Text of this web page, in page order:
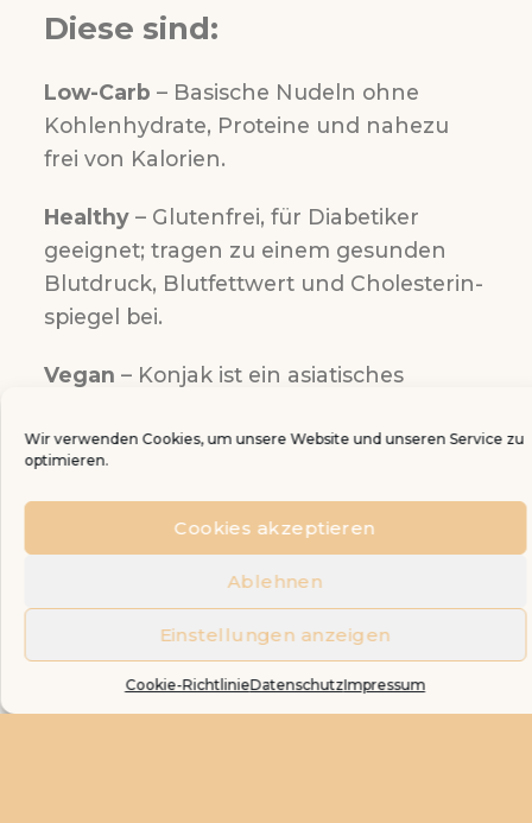
zu optimieren.
Cookies akzeptieren
Einstellungen anzeigen
Cookie-Richtlinie
Diese sind:
Low-Carb – Basische Nudeln ohne
Kohlenhydrate, Proteine und nahezu
frei von Kalorien.
Healthy – Glutenfrei, für Diabetiker
geeignet; tragen zu einem gesunden
Blutdruck, Blutfettwert und Cholesterin-
spiegel bei.
Vegan – Konjak ist ein asiatisches
ausschließlich aus Wasser und